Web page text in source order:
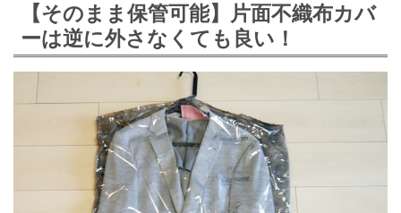
【そのまま保管可能】片面不織布カバ
ーは逆に外さなくても良い！